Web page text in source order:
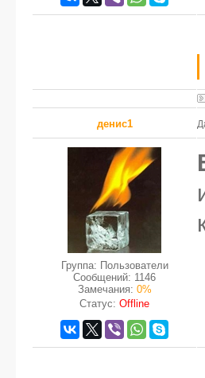
денис1
Группа: Пользователи
Сообщений: 1146
Замечания: 0%
Статус: Offline